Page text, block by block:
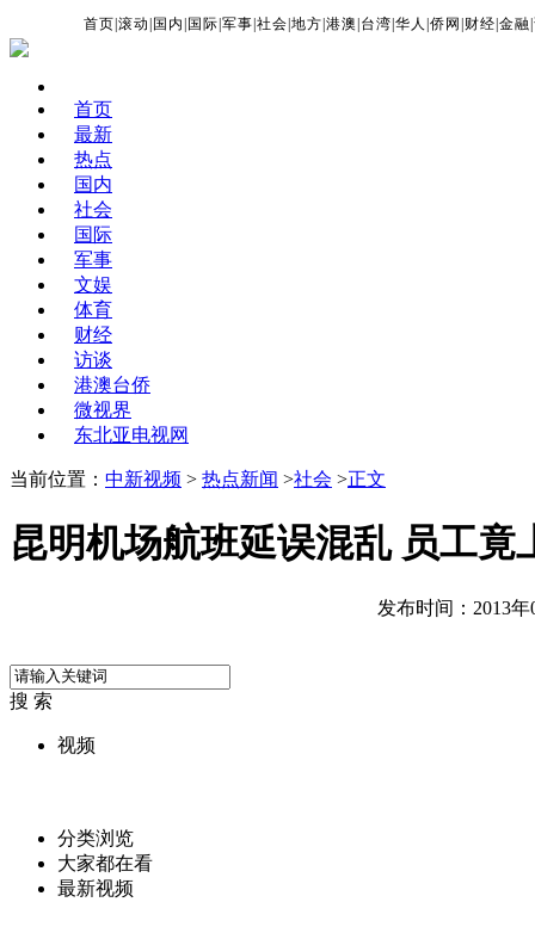
首页 |滚动 国内 国际 |军事 |社会 |地方 |港澳 台湾 |华人 |侨网 财经 |金融 |
首页
最新
热点
国内
社会
国际
军事
文娱
体育
财经
访谈
港澳台侨
微视界
东北亚电视网
当前位置： 中新视频 > 热点新闻 >社会 >正文
昆明机场航班延误混乱 员工竟
发布时间：2013年
搜 索
视频
分类浏览
大家都在看
最新视频